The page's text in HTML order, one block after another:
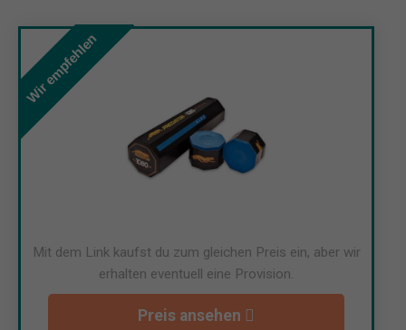
Wir empfehlen
Mit dem Link kaufst du zum gleichen Preis ein, aber wir
erhalten eventuell eine Provision.
Preis ansehen